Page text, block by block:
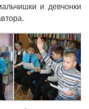
и девчонки